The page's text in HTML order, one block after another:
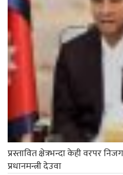
प्रस्तावित क्षेत्रभन्दा केही वरपर
प्रधानमन्त्री देउवा